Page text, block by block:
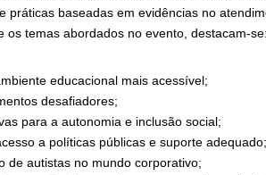
práticas baseadas em evidências no
os temas abordados no evento, destacam-se:
educacional mais acessível;
desafiadores;
para a autonomia e inclusão social;
a políticas públicas e suporte adequado;
de autistas no mundo corporativo;